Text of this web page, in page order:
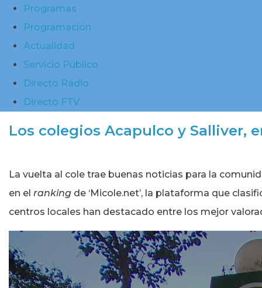
Programas
Programación
Actualidad
Servicio Público
Directo Radio
Directo FTV
Los colegios Acapulco y Salliver,
La vuelta al cole trae buenas noticias para la
en el ranking de ‘Micole.net’, la plataforma que
centros locales han destacado entre los mejor